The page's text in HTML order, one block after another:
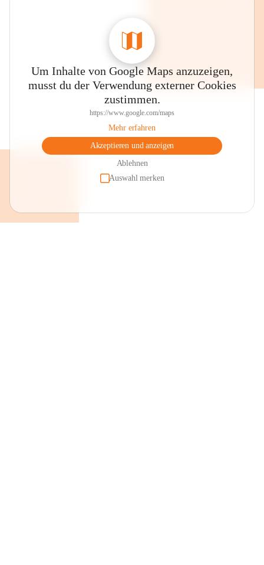
Um Inhalte von Google Maps anzuzeigen,
musst du der Verwendung externer Cookies
zustimmen.
https://www.google.com/maps
Mehr erfahren
Akzeptieren und anzeigen
Ablehnen
Auswahl merken